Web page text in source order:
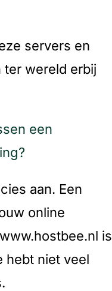
servers en
ter wereld erbij
een
aan. Een
online
is
hebt niet veel